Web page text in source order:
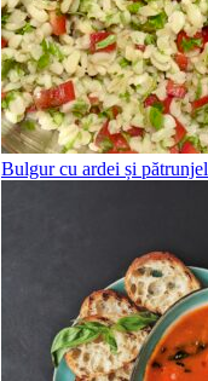
Bulgur cu ardei și pătrunjel